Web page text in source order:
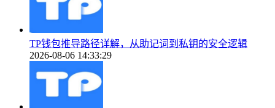
TP钱包推导路径详解，从助记词到私钥的安全逻辑
2026-08-06 14:33:29